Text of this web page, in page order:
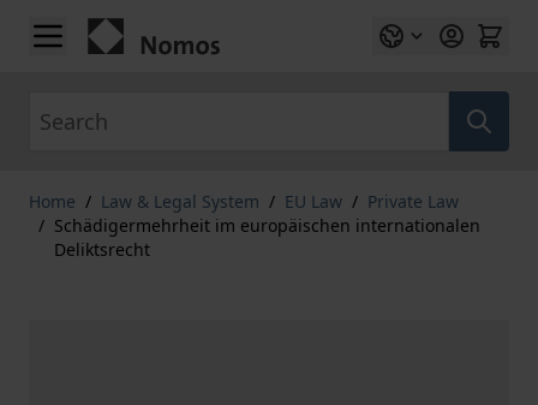
Skip to Content
Home / Law & Legal System / EU Law / Private Law
/ Schädigermehrheit im europäischen internationalen
Deliktsrecht